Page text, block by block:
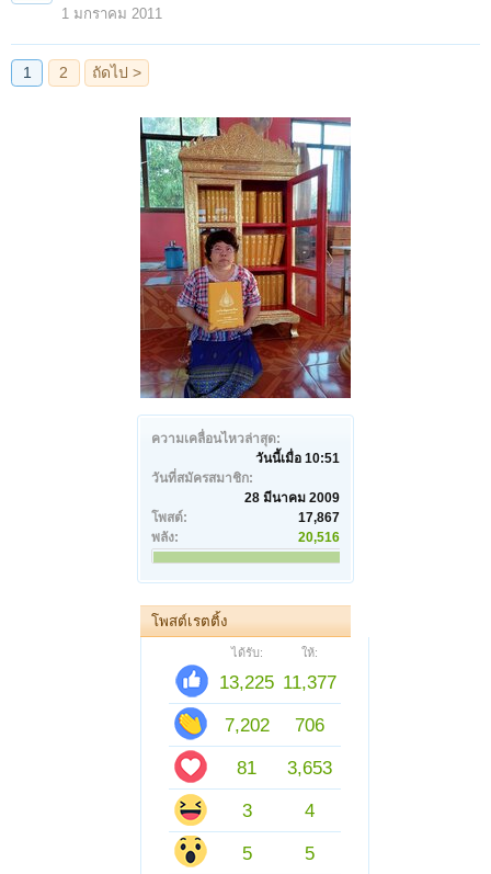
ความเคลื่อนไหวล่าสุด:
วันนี้เมื่อ 10:51
วันที่สมัครสมาชิก:
28 มีนาคม 2009
โพสต์:
17,867
พลัง:
20,516
โพสต์เรตติ้ง
ได้รับ: ให้:
13,225 11,377
7,202
706
81
3,653
3
4
5
5
1 มกราคม 2011